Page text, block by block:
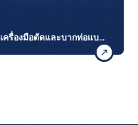
เครื่องมือตัดและบากท่อแบบ